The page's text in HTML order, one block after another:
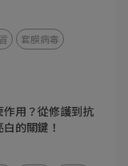
套膜病毒
用？從修護到抗
的關鍵！